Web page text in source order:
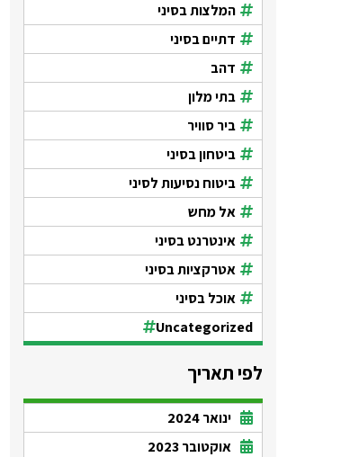
המלצות בסיני
דתיים בסיני
דהב
בתי מלון
ביר סוויר
ביטחון בסיני
ביטוח נסיעות לסיני
אל מחש
אינטרנט בסיני
אטרקציות בסיני
אוכל בסיני
Uncategorized
לפי תאריך
ינואר 2024
אוקטובר 2023